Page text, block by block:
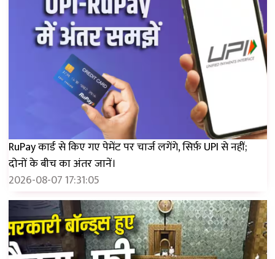
RuPay कार्ड से किए गए पेमेंट पर चार्ज लगेंगे, सिर्फ़ UPI से नहीं;
दोनों के बीच का अंतर जानें।
2026-08-07 17:31:05